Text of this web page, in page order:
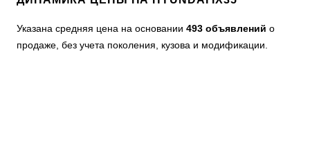
Указана средняя цена на основании 493 объявлений о
продаже, без учета поколения, кузова и модификации.